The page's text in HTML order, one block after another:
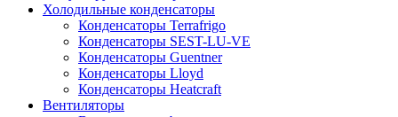
Холодильные конденсаторы
Конденсаторы Terrafrigo
Конденсаторы SEST-LU-VE
Конденсаторы Guentner
Конденсаторы Lloyd
Конденсаторы Heatcraft
Вентиляторы